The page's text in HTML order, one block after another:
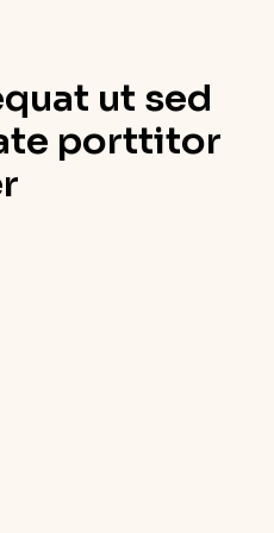
ut sed
porttitor